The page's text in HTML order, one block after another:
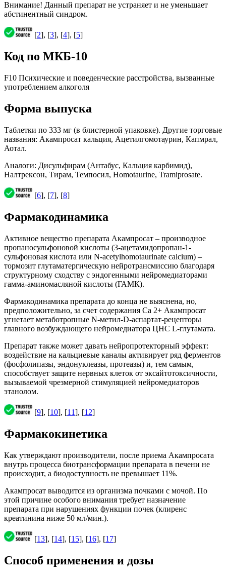
Внимание! Данный препарат не устраняет и не уменьшает
абстинентный синдром.
[2], [3], [4], [5]
Код по МКБ-10
F10 Психические и поведенческие расстройства, вызванные
употреблением алкоголя
Форма выпуска
Таблетки по 333 мг (в блистерной упаковке). Другие торговые
названия: Акампросат кальция, Ацетилгомотаурин, Капмрал,
Аотал.
Аналоги: Дисульфирам (Антабус, Кальция карбимид),
Налтрексон, Тирам, Темпосил, Homotaurine, Tramiprosate.
[6], [7], [8]
Фармакодинамика
Активное вещество препарата Акампросат – производное
пропаносульфоновой кислоты (3-ацетамидопропан-1-
сульфоновая кислота или N-acetylhomotaurinate calcium) –
тормозит глутаматергическую нейротрансмиссию благодаря
структурному сходству с эндогенными нейромедиаторами
гамма-аминомасляной кислоты (ГАМК).
Фармакодинамика препарата до конца не выяснена, но,
предположительно, за счет содержания Са 2+ Акампросат
угнетает метаботропные N-метил-D-аспартат-рецепторы
главного возбуждающего нейромедиатора ЦНС L-глутамата.
Препарат также может давать нейропротекторный эффект:
воздействие на кальциевые каналы активирует ряд ферментов
(фосфолипазы, эндонуклеазы, протеазы) и, тем самым,
способствует защите нервных клеток от эксайтотоксичности,
вызываемой чрезмерной стимуляцией нейромедиаторов
этанолом.
[9], [10], [11], [12]
Фармакокинетика
Как утверждают производители, после приема Акампросата
внутрь процесса биотрансформации препарата в печени не
происходит, а биодоступность не превышает 11%.
Акампросат выводится из организма почками с мочой. По
этой причине особого внимания требует назначение
препарата при нарушениях функции почек (клиренс
креатинина ниже 50 мл/мин.).
[13], [14], [15], [16], [17]
Способ применения и дозы